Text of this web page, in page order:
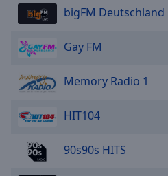
bigFM Deutschland
Gay FM
Memory Radio 1
HIT104
90s90s HITS